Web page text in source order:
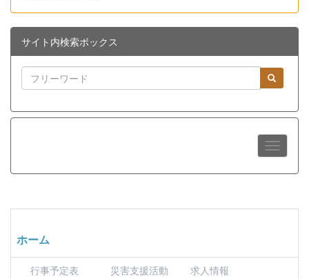
サイト内検索ボックス
ホーム
行事予定表 災害支援活動 求人情報